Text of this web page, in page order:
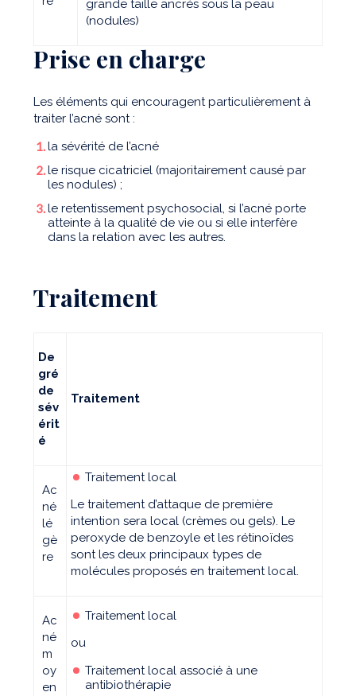
grande taille ancrés sous la peau
(nodules)
Prise en charge
Les éléments qui encouragent particulièrement à
traiter l’acné sont :
la sévérité de l’acné
le risque cicatriciel (majoritairement causé par
les nodules) ;
le retentissement psychosocial, si l’acné porte
atteinte à la qualité de vie ou si elle interfère
dans la relation avec les autres.
Traitement
De
gré
de
sév
érit
é
Traitement
Ac
né
lé
gè
re
Traitement local
Le traitement d’attaque de première
intention sera local (crèmes ou gels). Le
peroxyde de benzoyle et les rétinoïdes
sont les deux principaux types de
molécules proposés en traitement local.
Ac
né
m
oy
en
Traitement local
ou
Traitement local associé à une
antibiothérapie